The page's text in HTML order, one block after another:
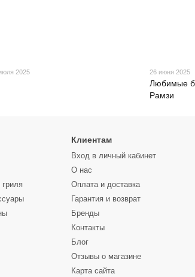
2025 26 июня 2025
Любимые
Рамзи
Клиентам
Вход в личный кабинет
О нас
Оплата и доставка
Гарантия и возврат
Бренды
Контакты
Блог
Отзывы о магазине
Карта сайта